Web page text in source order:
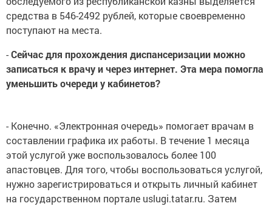
средства в 546-2492 рублей, которые своевременно
поступают на места.
-Сейчас для прохождения диспансеризации можно
записаться к врачу и через интернет. Эта мера помогла
уменьшить очереди у кабинетов?
- Конечно. «Электронная очередь» помогает врачам в
составлении графика их работы. В течение 1 месяца
этой услугой уже воспользовалось более 100
апастовцев. Для того, чтобы воспользоваться услугой,
нужно зарегистрироваться и открыть личный кабинет
на государственном портале uslugi.tatar.ru. Затем